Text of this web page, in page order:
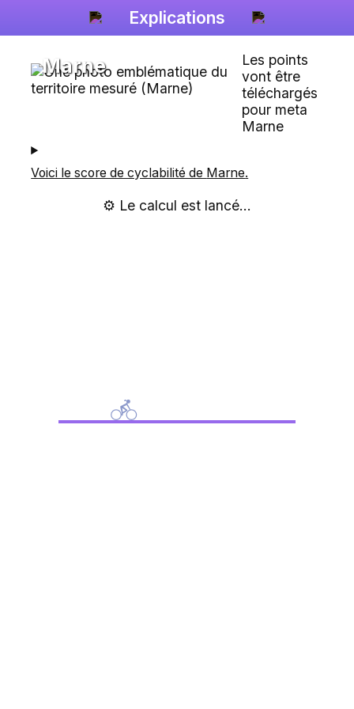
Explications
Marne
Les points
vont être
téléchargés
pour meta
Marne
Voici le score de cyclabilité de Marne.
⚙️ Le calcul est lancé...